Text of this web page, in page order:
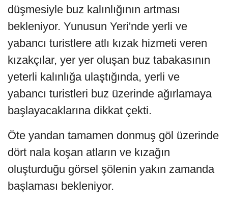
düşmesiyle buz kalınlığının artması
bekleniyor. Yunusun Yeri'nde yerli ve
yabancı turistlere atlı kızak hizmeti veren
kızakçılar, yer yer oluşan buz tabakasının
yeterli kalınlığa ulaştığında, yerli ve
yabancı turistleri buz üzerinde ağırlamaya
başlayacaklarına dikkat çekti.
Öte yandan tamamen donmuş göl üzerinde
dört nala koşan atların ve kızağın
oluşturduğu görsel şölenin yakın zamanda
başlaması bekleniyor.